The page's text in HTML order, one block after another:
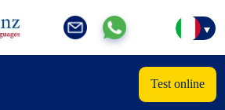
Test online